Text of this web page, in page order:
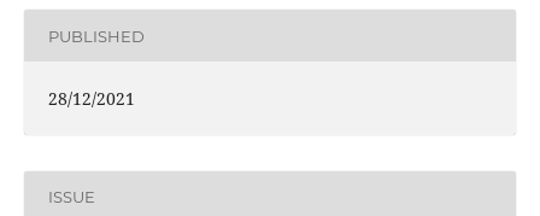
PUBLISHED
28/12/2021
ISSUE